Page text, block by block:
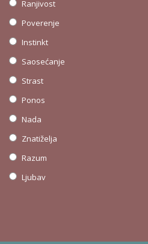
Ranjivost
Poverenje
Instinkt
Saosećanje
Strast
Ponos
Nada
Znatiželja
Razum
Ljubav